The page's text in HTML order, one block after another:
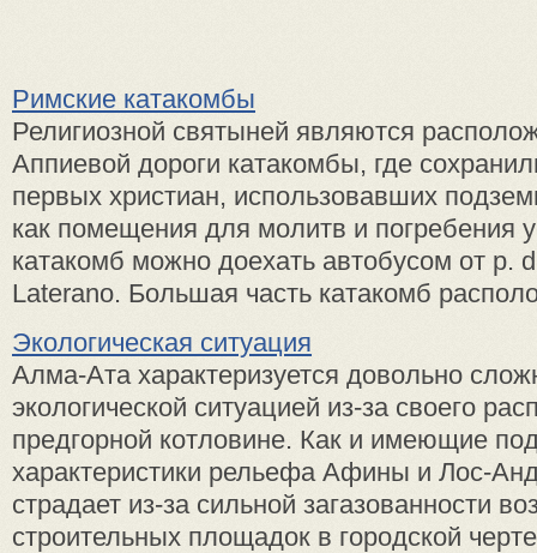
Римские катакомбы
Религиозной святыней являются
Аппиевой дороги катакомбы, где
первых христиан, использовавших
как помещения для молитв и погребения
катакомб можно доехать автобусом от p.
Laterano. Большая часть катакомб
Экологическая ситуация
Алма-Ата характеризуется довольно
экологической ситуацией из-за своего
предгорной котловине. Как и имеющие
характеристики рельефа Афины и Лос-
страдает из-за сильной загазованности
строительных площадок в городской